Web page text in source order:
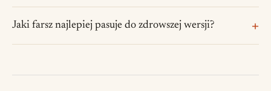
Jaki farsz najlepiej pasuje do zdrowszej wersji?